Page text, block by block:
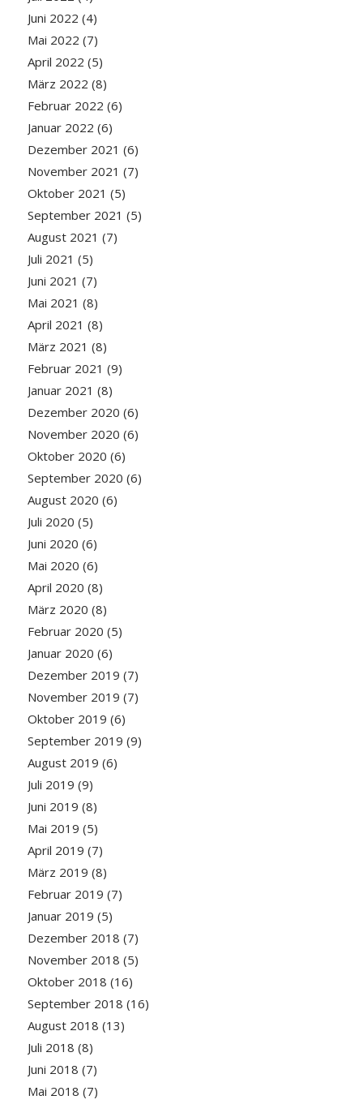
Juni 2022 (4)
Mai 2022 (7)
April 2022 (5)
März 2022 (8)
Februar 2022 (6)
Januar 2022 (6)
Dezember 2021 (6)
November 2021 (7)
Oktober 2021 (5)
September 2021 (5)
August 2021 (7)
Juli 2021 (5)
Juni 2021 (7)
Mai 2021 (8)
April 2021 (8)
März 2021 (8)
Februar 2021 (9)
Januar 2021 (8)
Dezember 2020 (6)
November 2020 (6)
Oktober 2020 (6)
September 2020 (6)
August 2020 (6)
Juli 2020 (5)
Juni 2020 (6)
Mai 2020 (6)
April 2020 (8)
März 2020 (8)
Februar 2020 (5)
Januar 2020 (6)
Dezember 2019 (7)
November 2019 (7)
Oktober 2019 (6)
September 2019 (9)
August 2019 (6)
Juli 2019 (9)
Juni 2019 (8)
Mai 2019 (5)
April 2019 (7)
März 2019 (8)
Februar 2019 (7)
Januar 2019 (5)
Dezember 2018 (7)
November 2018 (5)
Oktober 2018 (16)
September 2018 (16)
August 2018 (13)
Juli 2018 (8)
Juni 2018 (7)
Mai 2018 (7)